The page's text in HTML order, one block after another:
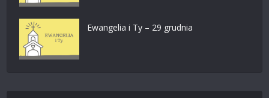
Ewangelia i Ty – 29 grudnia